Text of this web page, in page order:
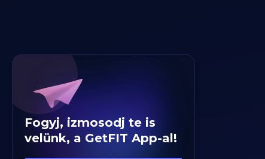
Fogyj, izmosodj te is
velünk, a GetFIT App-al!